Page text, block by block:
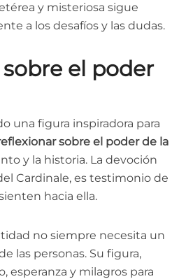
y misteriosa sigue
a los desafíos y las dudas.
el poder
una figura inspiradora para
sobre el poder de la
y la historia. La devoción
Cardinale, es testimonio de
hacia ella.
no siempre necesita un
las personas. Su figura,
esperanza y milagros para